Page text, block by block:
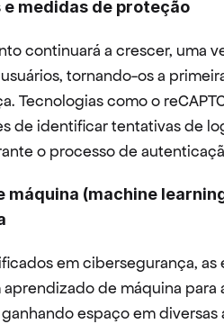
medidas de proteção
continuará a crescer, uma
tornando-os a
Tecnologias como o
de identificar tentativas de
o processo de
máquina (machine
em cibersegurança,
de máquina para
espaço em diversas